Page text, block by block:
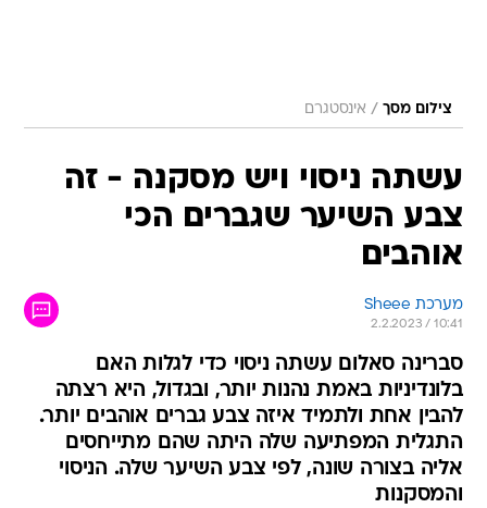
צילום מסך / אינסטגרם
עשתה ניסוי ויש מסקנה - זה
צבע השיער שגברים הכי
אוהבים
מערכת Sheee
2.2.2023 / 10:41
סברינה סאלום עשתה ניסוי כדי לגלות האם
בלונדיניות באמת נהנות יותר, ובגדול, היא רצתה
להבין אחת ולתמיד איזה צבע גברים אוהבים יותר.
התגלית המפתיעה שלה היתה שהם מתייחסים
אליה בצורה שונה, לפי צבע השיער שלה. הניסוי
והמסקנות